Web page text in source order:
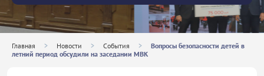
Главная > Новости > События >
Вопросы безопасности детей в
летний период обсудили на заседании МВК